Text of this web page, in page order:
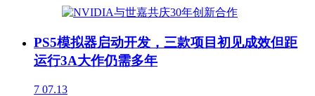
PS5模拟器启动开发，三款项目初见成效但距
运行3A大作仍需多年
7 07.13